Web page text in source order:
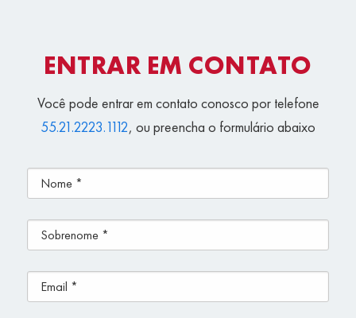
ENTRAR EM CONTATO
Você pode entrar em contato conosco por telefone
55.21.2223.1112, ou preencha o formulário abaixo